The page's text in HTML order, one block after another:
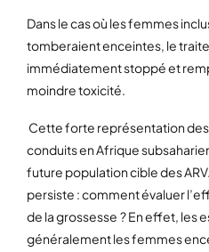
Dans le cas où les femmes
tomberaient enceintes, le
immédiatement stoppé et
moindre toxicité.
Cette forte représentation
conduits en Afrique
future population cible des
persiste : comment évaluer
de la grossesse ? En effet, les
généralement les femmes